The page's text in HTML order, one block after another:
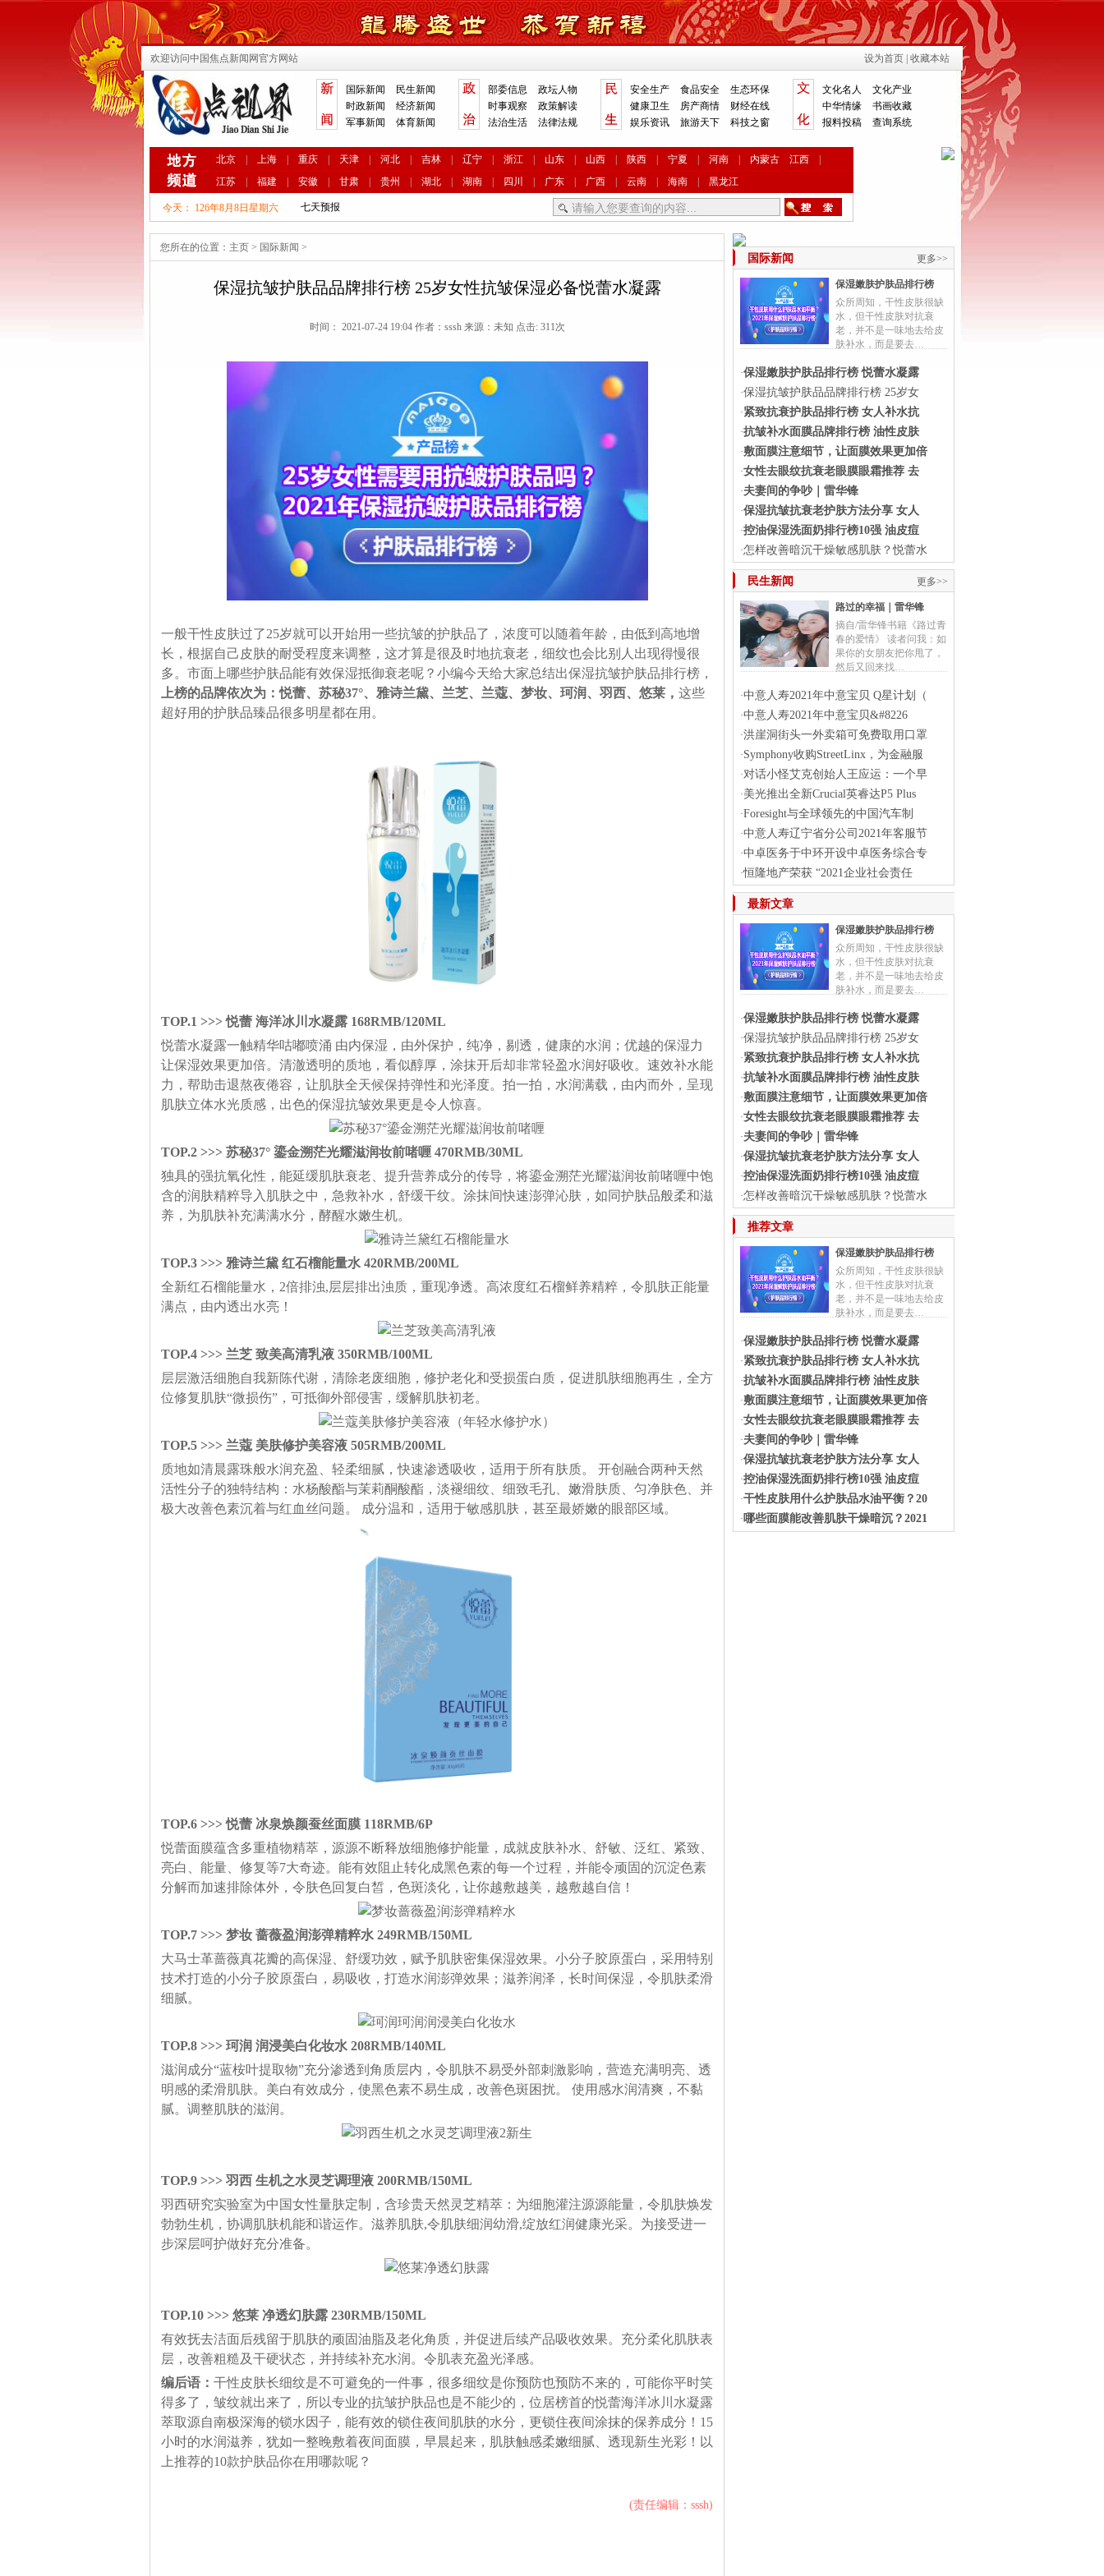
欢迎访问中国焦点新闻网官方网站 设为首页 收藏本站
国际新闻
民生新闻
时政新闻
经济新闻
军事新闻
体育新闻
部委信息
政坛人物
时事观察
政策解读
法治生活
法律法规
安全生产 食品安全
生态环保
健康卫生
房产商情
财经在线
娱乐资讯
旅游天下 科技之窗
文化名人
文化产业
中华情缘
书画收藏
报料投稿
查询系统
北京 上海 重庆 天津 河北 吉林 辽宁 浙江 山东 山西 陕西 宁夏 河南 内蒙古 江西
江苏
福建 安徽 甘肃 贵州 湖北 湖南 四川 广东 广西 云南 海南 黑龙江
今天： 126年8月8日星期六
您所在的位置： 主页 > 国际新闻 >
保湿抗皱护肤品品牌排行榜 25岁女性抗皱保湿必备悦蕾水凝露
时间： 2021-07-24 19:04 作者：sssh 来源：未知 点击: 311次
一般干性皮肤过了25岁就可以开始用一些抗皱的护肤品了，浓度可以随着年龄，由低到高地增
长，根据自己皮肤的耐受程度来调整，这才算是很及时地抗衰老，细纹也会比别人出现得慢很
多。市面上哪些护肤品能有效保湿抵御衰老呢？小编今天给大家总结出保湿抗皱护肤品排行榜，
上榜的品牌依次为：悦蕾、苏秘37°、雅诗兰黛、兰芝、兰蔻、梦妆、珂润、羽西、悠莱， 这些
超好用的护肤品臻品很多明星都在用。
TOP.1 >>> 悦蕾 海洋冰川水凝露 168RMB/120ML
悦蕾水凝露一触精华咕嘟喷涌 由内保湿，由外保护，纯净，剔透，健康的水润；优越的保湿力
让保湿效果更加倍。清澈透明的质地，看似醇厚，涂抹开后却非常轻盈水润好吸收。速效补水能
力，帮助击退熬夜倦容，让肌肤全天候保持弹性和光泽度。拍一拍，水润满载，由内而外，呈现
肌肤立体水光质感，出色的保湿抗皱效果更是令人惊喜。
TOP.2 >>> 苏秘37° 鎏金溯茫光耀滋润妆前啫喱 470RMB/30ML
独具的强抗氧化性，能延缓肌肤衰老、提升营养成分的传导，将鎏金溯茫光耀滋润妆前啫喱中饱
含的润肤精粹导入肌肤之中，急救补水，舒缓干纹。涂抹间快速澎弹沁肤，如同护肤品般柔和滋
养，为肌肤补充满满水分，酵醒水嫩生机。
TOP.3 >>> 雅诗兰黛 红石榴能量水 420RMB/200ML
全新红石榴能量水，2倍排浊,层层排出浊质，重现净透。高浓度红石榴鲜养精粹，令肌肤正能量
满点，由内透出水亮！
TOP.4 >>> 兰芝 致美高清乳液 350RMB/100ML
层层激活细胞自我新陈代谢，清除老废细胞，修护老化和受损蛋白质，促进肌肤细胞再生，全方
位修复肌肤“微损伤”，可抵御外部侵害，缓解肌肤初老。
TOP.5 >>> 兰蔻 美肤修护美容液 505RMB/200ML
质地如清晨露珠般水润充盈、轻柔细腻，快速渗透吸收，适用于所有肤质。 开创融合两种天然
活性分子的独特结构：水杨酸酯与茉莉酮酸酯，淡褪细纹、细致毛孔、嫩滑肤质、匀净肤色、并
极大改善色素沉着与红血丝问题。 成分温和，适用于敏感肌肤，甚至最娇嫩的眼部区域。
TOP.6 >>> 悦蕾 冰泉焕颜蚕丝面膜 118RMB/6P
悦蕾面膜蕴含多重植物精萃，源源不断释放细胞修护能量，成就皮肤补水、舒敏、泛红、紧致、
亮白、能量、修复等7大奇迹。能有效阻止转化成黑色素的每一个过程，并能令顽固的沉淀色素
分解而加速排除体外，令肤色回复白皙，色斑淡化，让你越敷越美，越敷越自信！
TOP.7 >>> 梦妆 蔷薇盈润澎弹精粹水 249RMB/150ML
大马士革蔷薇真花瓣的高保湿、舒缓功效，赋予肌肤密集保湿效果。小分子胶原蛋白，采用特别
技术打造的小分子胶原蛋白，易吸收，打造水润澎弹效果；滋养润泽，长时间保湿，令肌肤柔滑
细腻。
TOP.8 >>> 珂润 润浸美白化妆水 208RMB/140ML
滋润成分“蓝桉叶提取物”充分渗透到角质层内，令肌肤不易受外部刺激影响，营造充满明亮、透
明感的柔滑肌肤。美白有效成分，使黑色素不易生成，改善色斑困扰。 使用感水润清爽，不黏
腻。调整肌肤的滋润。
TOP.9 >>> 羽西 生机之水灵芝调理液 200RMB/150ML
羽西研究实验室为中国女性量肤定制，含珍贵天然灵芝精萃：为细胞灌注源源能量，令肌肤焕发
勃勃生机，协调肌肤机能和谐运作。滋养肌肤,令肌肤细润幼滑,绽放红润健康光采。为接受进一
步深层呵护做好充分准备。
TOP.10 >>> 悠莱 净透幻肤露 230RMB/150ML
有效抚去洁面后残留于肌肤的顽固油脂及老化角质，并促进后续产品吸收效果。充分柔化肌肤表
层，改善粗糙及干硬状态，并持续补充水润。令肌表充盈光泽感。
编后语： 干性皮肤长细纹是不可避免的一件事，很多细纹是你预防也预防不来的，可能你平时笑
得多了，皱纹就出来了，所以专业的抗皱护肤品也是不能少的，位居榜首的悦蕾海洋冰川水凝露
萃取源自南极深海的锁水因子，能有效的锁住夜间肌肤的水分，更锁住夜间涂抹的保养成分！15
小时的水润滋养，犹如一整晚敷着夜间面膜，早晨起来，肌肤触感柔嫩细腻、透现新生光彩！以
上推荐的10款护肤品你在用哪款呢？
(责任编辑：sssh)
国际新闻 更多>>
保湿嫩肤护肤品排行榜
众所周知，干性皮肤很缺
水，但干性皮肤对抗衰
老，并不是一味地去给皮
肤补水，而是要去…
·保湿嫩肤护肤品排行榜 悦蕾水凝露
·保湿抗皱护肤品品牌排行榜 25岁女
·紧致抗衰护肤品排行榜 女人补水抗
·抗皱补水面膜品牌排行榜 油性皮肤
·敷面膜注意细节，让面膜效果更加倍
·女性去眼纹抗衰老眼膜眼霜推荐 去
·夫妻间的争吵｜雷华锋
·保湿抗皱抗衰老护肤方法分享 女人
·控油保湿洗面奶排行榜10强 油皮痘
·怎样改善暗沉干燥敏感肌肤？悦蕾水
民生新闻 更多>>
路过的幸福｜雷华锋
摘自/雷华锋书籍《路过青
春的爱情》 读者问我：如
果你的女朋友把你甩了，
然后又回来找…
·中意人寿2021年中意宝贝 Q星计划（
·中意人寿2021年中意宝贝&#8226
·洪崖洞街头一外卖箱可免费取用口罩
·Symphony收购StreetLinx，为金融服
·对话小怪艾克创始人王应运：一个早
·美光推出全新Crucial英睿达P5 Plus
·Foresight与全球领先的中国汽车制
·中意人寿辽宁省分公司2021年客服节
·中卓医务于中环开设中卓医务综合专
·恒隆地产荣获 “2021企业社会责任
最新文章
保湿嫩肤护肤品排行榜
众所周知，干性皮肤很缺
水，但干性皮肤对抗衰
老，并不是一味地去给皮
肤补水，而是要去…
·保湿嫩肤护肤品排行榜 悦蕾水凝露
·保湿抗皱护肤品品牌排行榜 25岁女
·紧致抗衰护肤品排行榜 女人补水抗
·抗皱补水面膜品牌排行榜 油性皮肤
·敷面膜注意细节，让面膜效果更加倍
·女性去眼纹抗衰老眼膜眼霜推荐 去
·夫妻间的争吵｜雷华锋
·保湿抗皱抗衰老护肤方法分享 女人
·控油保湿洗面奶排行榜10强 油皮痘
·怎样改善暗沉干燥敏感肌肤？悦蕾水
推荐文章
保湿嫩肤护肤品排行榜
众所周知，干性皮肤很缺
水，但干性皮肤对抗衰
老，并不是一味地去给皮
肤补水，而是要去…
·保湿嫩肤护肤品排行榜 悦蕾水凝露
·紧致抗衰护肤品排行榜 女人补水抗
·抗皱补水面膜品牌排行榜 油性皮肤
·敷面膜注意细节，让面膜效果更加倍
·女性去眼纹抗衰老眼膜眼霜推荐 去
·夫妻间的争吵｜雷华锋
·保湿抗皱抗衰老护肤方法分享 女人
·控油保湿洗面奶排行榜10强 油皮痘
·干性皮肤用什么护肤品水油平衡？20
·哪些面膜能改善肌肤干燥暗沉？2021